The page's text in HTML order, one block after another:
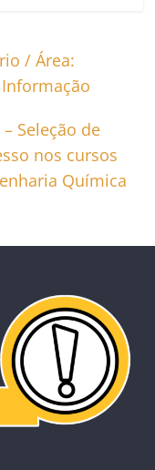
/ Área:
Seleção de
nos cursos
Química